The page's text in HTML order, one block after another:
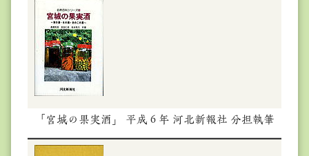
「宮城の果実酒」 平成６年 河北新報社 分担執筆